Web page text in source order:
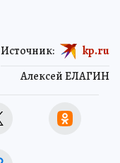
Алексей ЕЛАГИН
Источник: kp.ru